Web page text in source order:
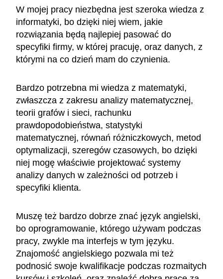
W mojej pracy niezbędna jest szeroka wiedza z
informatyki, bo dzięki niej wiem, jakie
rozwiązania będą najlepiej pasować do
specyfiki firmy, w której pracuję, oraz danych, z
którymi na co dzień mam do czynienia.
Bardzo potrzebna mi wiedza z matematyki,
zwłaszcza z zakresu analizy matematycznej,
teorii grafów i sieci, rachunku
prawdopodobieństwa, statystyki
matematycznej, równań różniczkowych, metod
optymalizacji, szeregów czasowych, bo dzięki
niej mogę właściwie projektować systemy
analizy danych w zależności od potrzeb i
specyfiki klienta.
Muszę też bardzo dobrze znać język angielski,
bo oprogramowanie, którego używam podczas
pracy, zwykle ma interfejs w tym języku.
Znajomość angielskiego pozwala mi też
podnosić swoje kwalifikacje podczas rozmaitych